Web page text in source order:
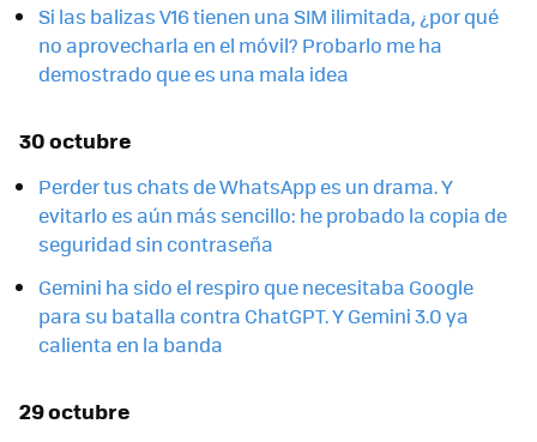
Si las balizas V16 tienen una SIM ilimitada, ¿por qué
no aprovecharla en el móvil? Probarlo me ha
demostrado que es una mala idea
30 octubre
Perder tus chats de WhatsApp es un drama. Y
evitarlo es aún más sencillo: he probado la copia de
seguridad sin contraseña
Gemini ha sido el respiro que necesitaba Google
para su batalla contra ChatGPT. Y Gemini 3.0 ya
calienta en la banda
29 octubre